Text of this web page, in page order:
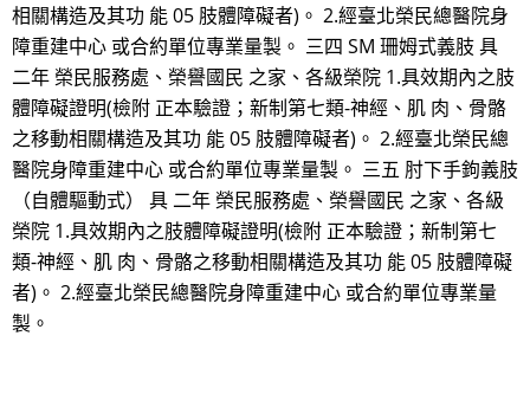
相關構造及其功 能 05 肢體障礙者)。 2.經臺北榮民總醫院身
障重建中心 或合約單位專業量製。 三四 SM 珊姆式義肢 具
二年 榮民服務處、榮譽國民 之家、各級榮院 1.具效期內之肢
體障礙證明(檢附 正本驗證；新制第七類-神經、肌 肉、骨骼
之移動相關構造及其功 能 05 肢體障礙者)。 2.經臺北榮民總
醫院身障重建中心 或合約單位專業量製。 三五 肘下手鉤義肢
（自體驅動式） 具 二年 榮民服務處、榮譽國民 之家、各級
榮院 1.具效期內之肢體障礙證明(檢附 正本驗證；新制第七
類-神經、肌 肉、骨骼之移動相關構造及其功 能 05 肢體障礙
者)。 2.經臺北榮民總醫院身障重建中心 或合約單位專業量
製。